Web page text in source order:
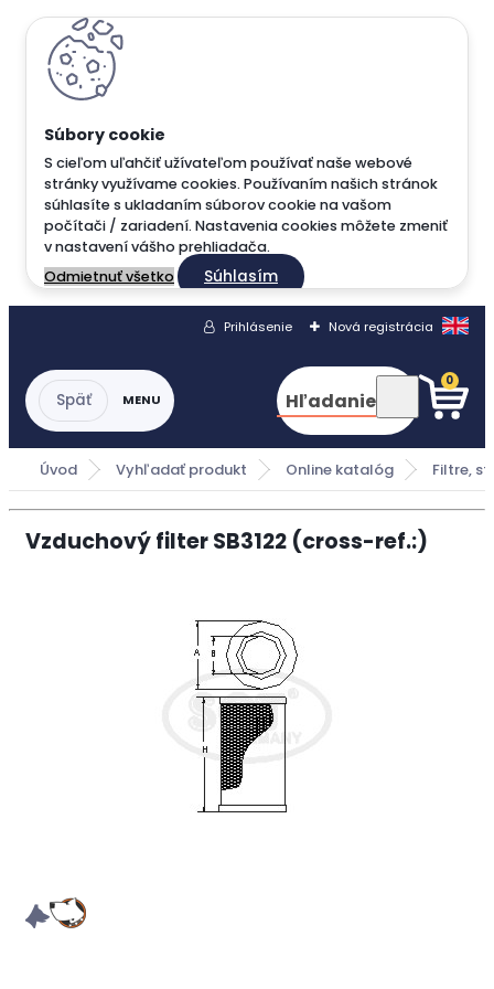
S cieľom uľahčiť užívateľom používať naše webové
stránky využívame cookies. Používaním našich stránok
súhlasíte s ukladaním súborov cookie na vašom
počítači / zariadení. Nastavenia cookies môžete zmeniť
v nastavení vášho prehliadača.
Odmietnuť všetko
Súhlasím
Prihlásenie Nová registrácia
Hľadanie
0
Úvod Vyhľadať produkt Online katalóg Filtre,
Vzduchový filter SB3122 (cross-ref.:)